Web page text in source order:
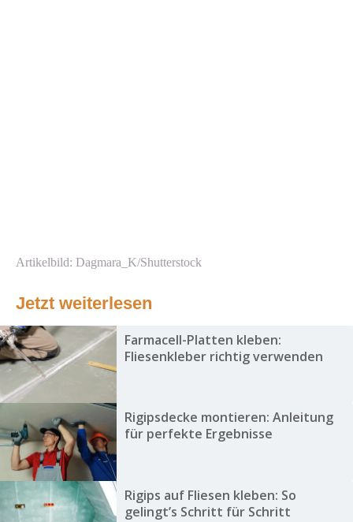
Artikelbild: Dagmara_K/Shutterstock
Jetzt weiterlesen
Farmacell-Platten kleben:
Fliesenkleber richtig verwenden
Rigipsdecke montieren: Anleitung
für perfekte Ergebnisse
Rigips auf Fliesen kleben: So
gelingt’s Schritt für Schritt